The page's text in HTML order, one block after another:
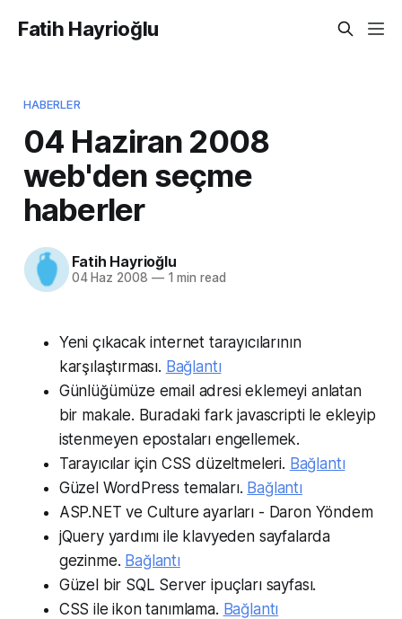
Fatih Hayrioğlu
HABERLER
04 Haziran 2008
web'den seçme
haberler
Fatih Hayrioğlu
04 Haz 2008 —1 min read
Yeni çıkacak internet tarayıcılarının
karşılaştırması. Bağlantı
Günlüğümüze email adresi eklemeyi anlatan
bir makale. Buradaki fark javascripti le ekleyip
istenmeyen epostaları engellemek.
Tarayıcılar için CSS düzeltmeleri. Bağlantı
Güzel WordPress temaları. Bağlantı
ASP.NET ve Culture ayarları - Daron Yöndem
jQuery yardımı ile klavyeden sayfalarda
gezinme. Bağlantı
Güzel bir SQL Server ipuçları sayfası.
CSS ile ikon tanımlama. Bağlantı